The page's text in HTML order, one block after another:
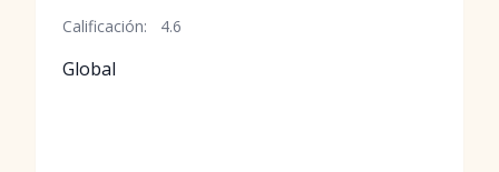
Calificación: 4.6
Global